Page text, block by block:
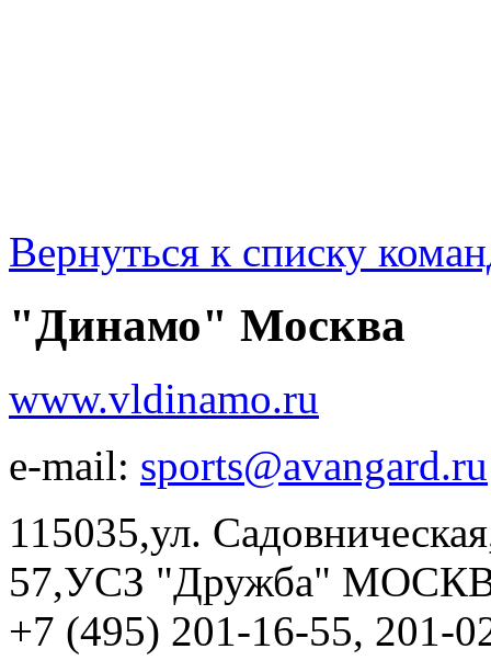
Вернуться к списку
"Динамо" Москва
www.vldinamo.ru
e-mail: sports@avangard.ru
115035,ул.
57,УСЗ "Дружба"
+7 (495) 201-16-55, 201-